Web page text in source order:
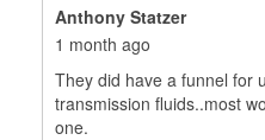
Anthony Statzer
1 month ago
They did have a funnel for
transmission fluids..most
one.